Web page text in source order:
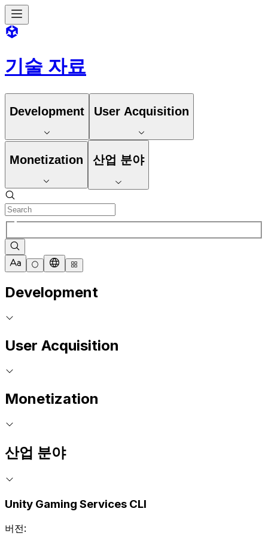
기술 자료
Development User Acquisition
Monetization 산업 분야
Development
User Acquisition
Monetization
산업 분야
Unity Gaming Services CLI
버전: